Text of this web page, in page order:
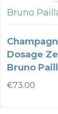
Bruno
Dosage
Bruno
€73.00